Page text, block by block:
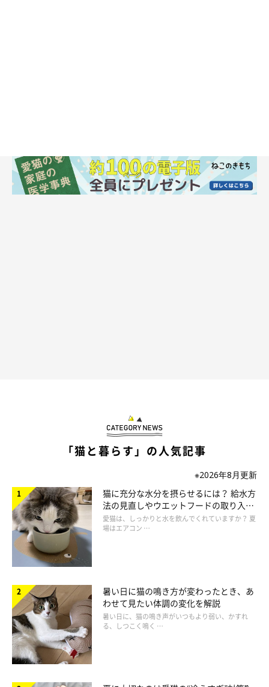
ねこのきもち投稿写真ギャラリー
体の末端にあるしっぽは、空気に触れることが多く冷えやすい部
位。そのしっぽとつながっている腰も同様です。
腰が冷えると腎臓の血流が悪くなってしまい、膀胱炎や尿石症を
引き起こすことも。腰側の背骨には神経が集中しているため、腰
痛や足のしびれを感じる猫もいます。
マッサージのポイント
しっぽを根本から先端に向かってニギニギしたり、背骨を指で挟
むようにして左右にユラユラと揺らしたりして、やさしくマッサ
「猫と暮らす」の人気記事
※2026年8月更新
猫に充分な水分を摂らせるには？ 給水方
法の見直しやウエットフードの取り入れ
方を解説
愛猫は、しっかりと水を飲んでくれていますか？ 夏
場はエアコン …
暑い日に猫の鳴き方が変わったとき、あ
わせて見たい体調の変化を解説
暑い日に、猫の鳴き声がいつもより弱い、かすれ
る、しつこく鳴く …